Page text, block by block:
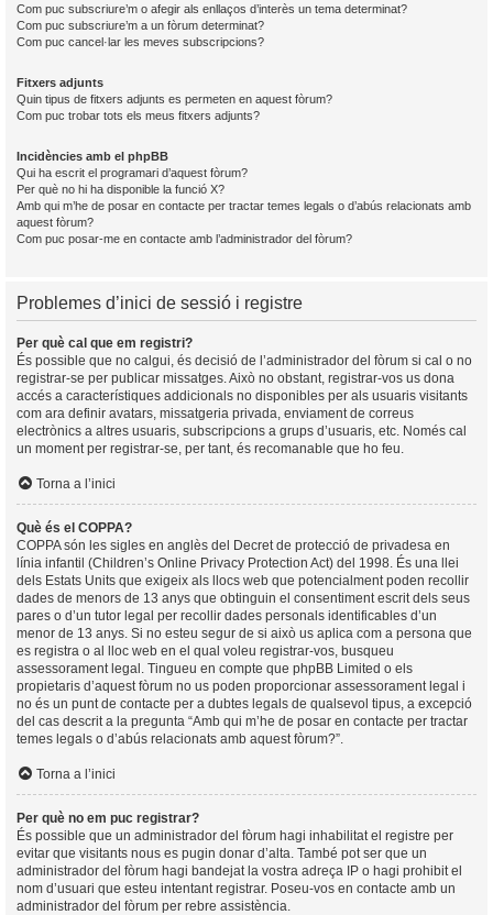
Com puc subscriure’m o afegir als enllaços d’interès un tema determinat?
Com puc subscriure’m a un fòrum determinat?
Com puc cancel·lar les meves subscripcions?
Fitxers adjunts
Quin tipus de fitxers adjunts es permeten en aquest fòrum?
Com puc trobar tots els meus fitxers adjunts?
Incidències amb el phpBB
Qui ha escrit el programari d’aquest fòrum?
Per què no hi ha disponible la funció X?
Amb qui m’he de posar en contacte per tractar temes legals o d’abús relacionats amb
aquest fòrum?
Com puc posar-me en contacte amb l’administrador del fòrum?
Problemes d’inici de sessió i registre
Per què cal que em registri?
És possible que no calgui, és decisió de l’administrador del fòrum si cal o no
registrar-se per publicar missatges. Això no obstant, registrar-vos us dona
accés a característiques addicionals no disponibles per als usuaris visitants
com ara definir avatars, missatgeria privada, enviament de correus
electrònics a altres usuaris, subscripcions a grups d’usuaris, etc. Només cal
un moment per registrar-se, per tant, és recomanable que ho feu.
Torna a l’inici
Què és el COPPA?
COPPA són les sigles en anglès del Decret de protecció de privadesa en
línia infantil (Children’s Online Privacy Protection Act) del 1998. És una llei
dels Estats Units que exigeix als llocs web que potencialment poden recollir
dades de menors de 13 anys que obtinguin el consentiment escrit dels seus
pares o d’un tutor legal per recollir dades personals identificables d’un
menor de 13 anys. Si no esteu segur de si això us aplica com a persona que
es registra o al lloc web en el qual voleu registrar-vos, busqueu
assessorament legal. Tingueu en compte que phpBB Limited o els
propietaris d’aquest fòrum no us poden proporcionar assessorament legal i
no és un punt de contacte per a dubtes legals de qualsevol tipus, a excepció
del cas descrit a la pregunta “Amb qui m’he de posar en contacte per tractar
temes legals o d’abús relacionats amb aquest fòrum?”.
Torna a l’inici
Per què no em puc registrar?
És possible que un administrador del fòrum hagi inhabilitat el registre per
evitar que visitants nous es pugin donar d’alta. També pot ser que un
administrador del fòrum hagi bandejat la vostra adreça IP o hagi prohibit el
nom d’usuari que esteu intentant registrar. Poseu-vos en contacte amb un
administrador del fòrum per rebre assistència.